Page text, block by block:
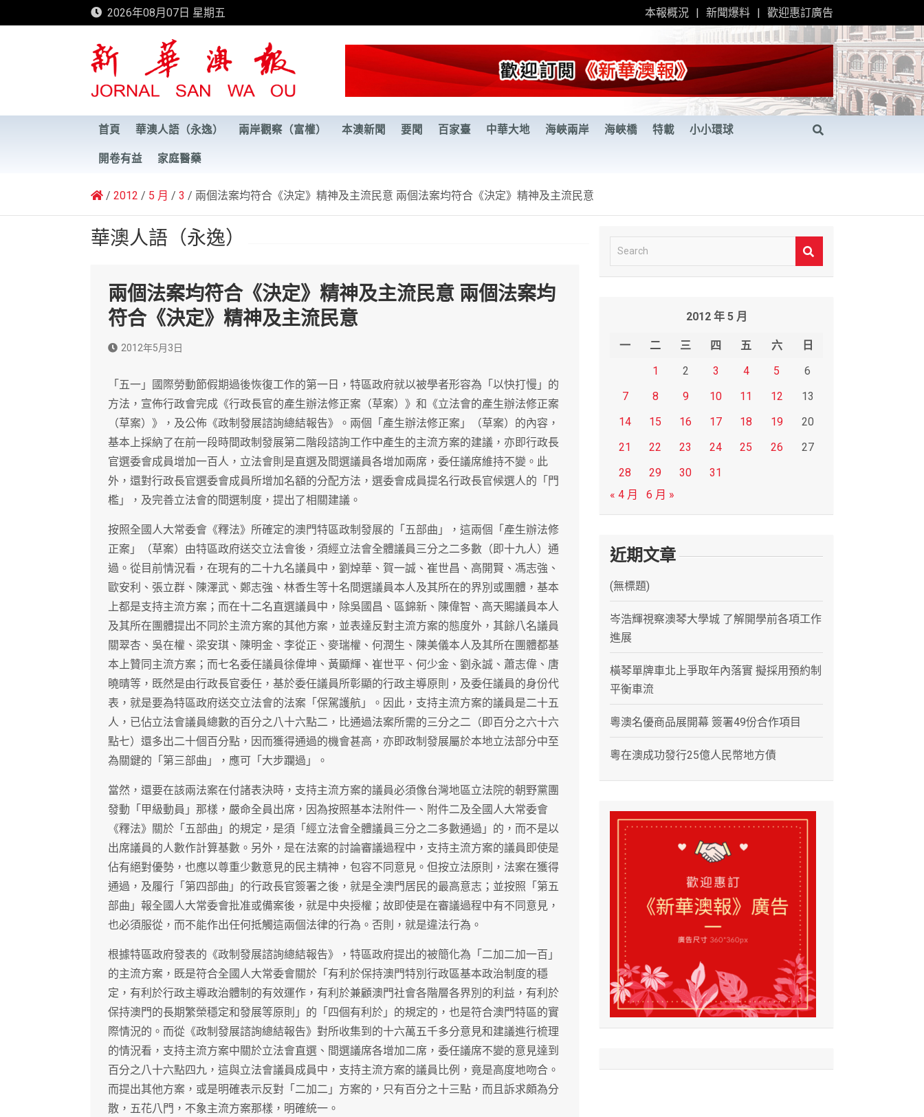
to
2026年08月07日 星期五 本報概況 新聞爆料 歡迎惠訂廣告
新華澳報
首頁 華澳人語（永逸） 兩岸觀察（富權） 本澳新聞 要聞 百家臺 中華大地 海峽兩岸 海峽橋 特載 小小環球
開卷有益 家庭醫藥
2012 5 月 3 兩個法案均符合《決定》精神及主流民意 兩個法案均符合《決定》精神及主流民意
華澳人語（永逸）
兩個法案均符合《決定》精神及主流民意 兩個法案均
符合《決定》精神及主流民意
2012年5月3日
「五一」國際勞動節假期過後恢復工作的第一日，特區政府就以被學者形容為「以快打慢」的
方法，宣佈行政會完成《行政長官的產生辦法修正案（草案）》和《立法會的產生辦法修正案
（草案）》，及公佈《政制發展諮詢總結報告》。兩個「產生辦法修正案」（草案）的內容，
基本上採納了在前一段時間政制發展第二階段諮詢工作中產生的主流方案的建議，亦即行政長
官選委會成員增加一百人，立法會則是直選及間選議員各增加兩席，委任議席維持不變。此
外，還對行政長官選委會成員所增加名額的分配方法，選委會成員提名行政長官候選人的「門
檻」，及完善立法會的間選制度，提出了相關建議。
按照全國人大常委會《釋法》所確定的澳門特區政制發展的「五部曲」，這兩個「產生辦法修
正案」（草案）由特區政府送交立法會後，須經立法會全體議員三分之二多數（即十九人）通
過。從目前情況看，在現有的二十九名議員中，劉焯華、賀一誠、崔世昌、高開賢、馮志強、
歐安利、張立群、陳澤武、鄭志強、林香生等十名間選議員本人及其所在的界別或團體，基本
上都是支持主流方案；而在十二名直選議員中，除吳國昌、區錦新、陳偉智、高天賜議員本人
及其所在團體提出不同於主流方案的其他方案，並表達反對主流方案的態度外，其餘八名議員
關翠杏、吳在權、梁安琪、陳明金、李從正、麥瑞權、何潤生、陳美儀本人及其所在團體都基
本上贊同主流方案；而七名委任議員徐偉坤、黃顯輝、崔世平、何少金、劉永誠、蕭志偉、唐
曉晴等，既然是由行政長官委任，基於委任議員所彰顯的行政主導原則，及委任議員的身份代
表，就是要為特區政府送交立法會的法案「保駕護航」。因此，支持主流方案的議員是二十五
人，已佔立法會議員總數的百分之八十六點二，比通過法案所需的三分之二（即百分之六十六
點七）還多出二十個百分點，因而獲得通過的機會甚高，亦即政制發展屬於本地立法部分中至
為關鍵的「第三部曲」，應可「大步躝過」。
當然，還要在該兩法案在付諸表決時，支持主流方案的議員必須像台灣地區立法院的朝野黨團
發動「甲級動員」那樣，嚴命全員出席，因為按照基本法附件一、附件二及全國人大常委會
《釋法》關於「五部曲」的規定，是須「經立法會全體議員三分之二多數通過」的，而不是以
出席議員的人數作計算基數。另外，是在法案的討論審議過程中，支持主流方案的議員即使是
佔有絕對優勢，也應以尊重少數意見的民主精神，包容不同意見。但按立法原則，法案在獲得
通過，及履行「第四部曲」的行政長官簽署之後，就是全澳門居民的最高意志；並按照「第五
部曲」報全國人大常委會批准或備案後，就是中央授權；故即使是在審議過程中有不同意見，
也必須服從，而不能作出任何抵觸這兩個法律的行為。否則，就是違法行為。
根據特區政府發表的《政制發展諮詢總結報告》，特區政府提出的被簡化為「二加二加一百」
的主流方案，既是符合全國人大常委會關於「有利於保持澳門特別行政區基本政治制度的穩
定，有利於行政主導政治體制的有效運作，有利於兼顧澳門社會各階層各界別的利益，有利於
保持澳門的長期繁榮穩定和發展等原則」的「四個有利於」的規定的，也是符合澳門特區的實
際情況的。而從《政制發展諮詢總結報告》對所收集到的十六萬五千多分意見和建議進行梳理
的情況看，支持主流方案中關於立法會直選、間選議席各增加二席，委任議席不變的意見達到
百分之八十六點四九，這與立法會議員成員中，支持主流方案的議員比例，竟是高度地吻合。
而提出其他方案，或是明確表示反對「二加二」方案的，只有百分之十三點，而且訴求頗為分
散，五花八門，不象主流方案那樣，明確統一。
e
2012 年 5 月
一 二 三 四 五 六
日
1
2 3 4 5
6
7
8 9 10 11 12
13
14
15 16 17 18 19
20
21
22 23 24 25 26
27
28
29 30
31
« 4 月
6 月 »
近期文章
(無標題)
岑浩輝視察澳琴大學城 了解開學前各項工作
進展
橫琴單牌車北上爭取年內落實 擬採用預約制
平衡車流
粵澳名優商品展開幕 簽署49份合作項目
粵在澳成功發行25億人民幣地方債